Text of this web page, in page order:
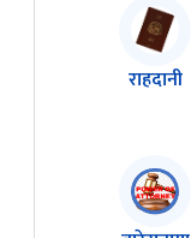
राहदानी